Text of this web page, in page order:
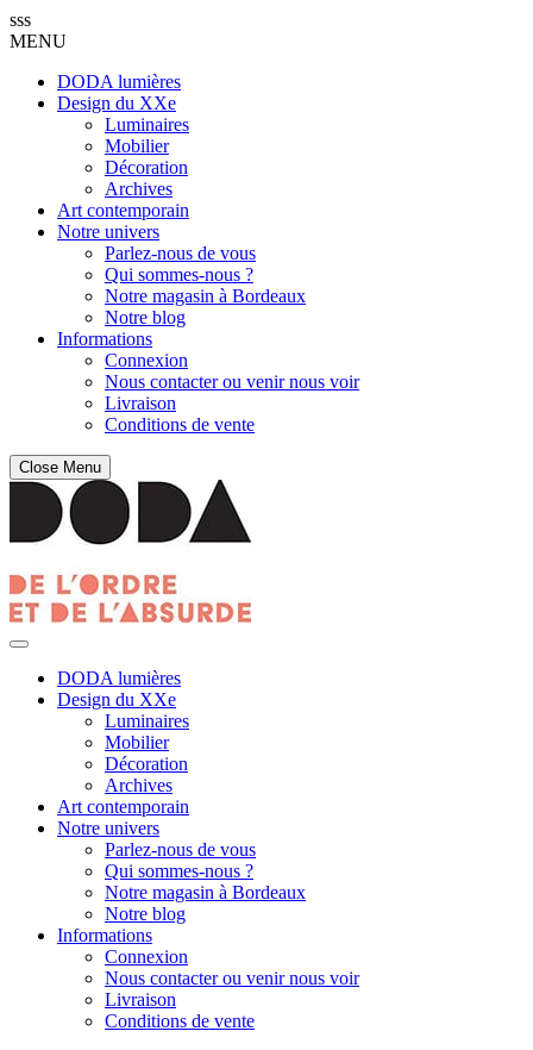
sss
MENU
DODA lumières
Design du XXe
Luminaires
Mobilier
Décoration
Archives
Art contemporain
Notre univers
Parlez-nous de vous
Qui sommes-nous ?
Notre magasin à Bordeaux
Notre blog
Informations
Connexion
Nous contacter ou venir nous voir
Livraison
Conditions de vente
Close Menu
DODA lumières
Design du XXe
Luminaires
Mobilier
Décoration
Archives
Art contemporain
Notre univers
Parlez-nous de vous
Qui sommes-nous ?
Notre magasin à Bordeaux
Notre blog
Informations
Connexion
Nous contacter ou venir nous voir
Livraison
Conditions de vente